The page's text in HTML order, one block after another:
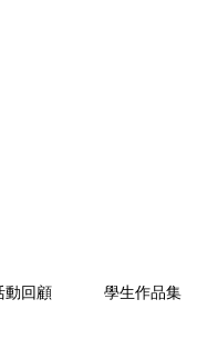
動回顧 學生作品集